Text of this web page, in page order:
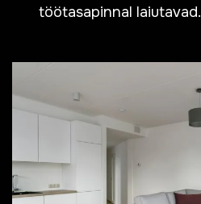
töötasapinnal laiutavad.